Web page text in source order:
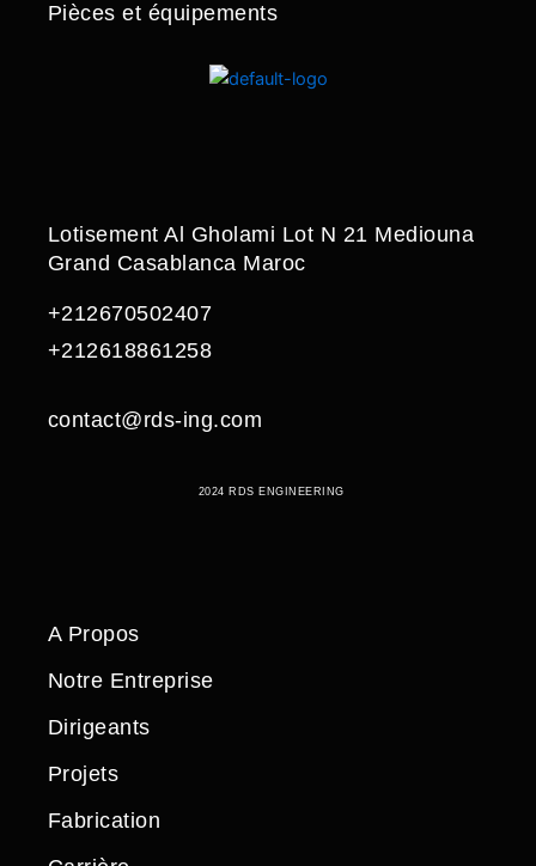
Pièces et équipements
Lotisement Al Gholami Lot N 21 Mediouna
Grand Casablanca Maroc
+212670502407
+212618861258
contact@rds-ing.com
2024 RDS ENGINEERING
A Propos
Notre Entreprise
Dirigeants
Projets
Fabrication